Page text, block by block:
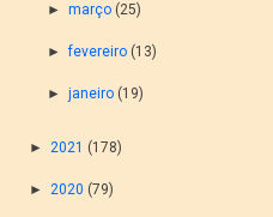
► março (25)
►fevereiro (13)
► janeiro (19)
►2021 (178)
►2020 (79)